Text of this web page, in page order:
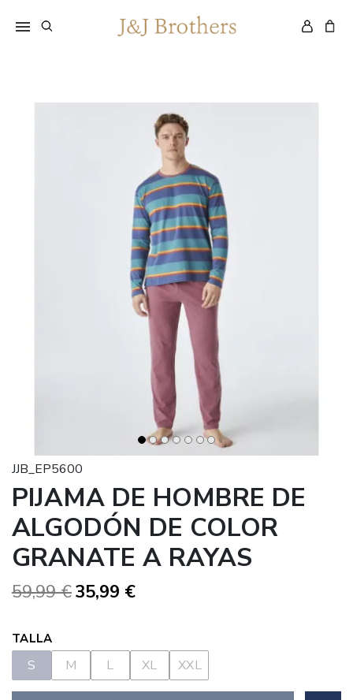
JJB_EP5600
PIJAMA DE HOMBRE DE
ALGODÓN DE COLOR
GRANATE A RAYAS
59,99 €35,99 €
TALLA
S M L XL XXL